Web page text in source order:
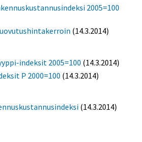
2005=100
(14.3.2014)
indeksit 2005=100 (14.3.2014)
P 2000=100 (14.3.2014)
(14.3.2014)